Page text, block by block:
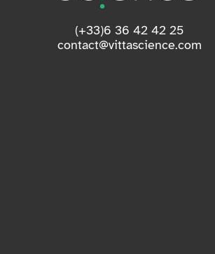
(+33)6 36 42 42 25
contact@vittascience.com